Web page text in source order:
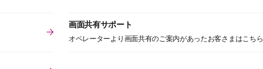
画面共有サポート
オペレーターより画面共有のご案内があったお客さまはこちら